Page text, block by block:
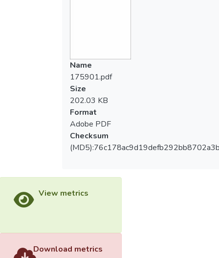
Name
175901.pdf
Size
202.03 KB
Format
Adobe PDF
Checksum
View metrics
Download metrics